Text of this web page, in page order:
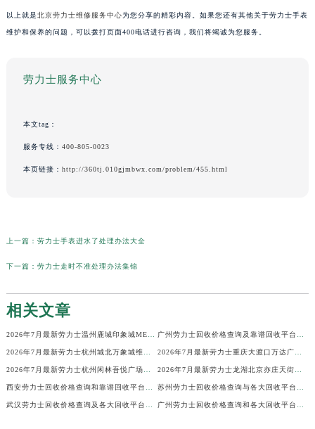
以上就是北京劳力士维修服务中心为您分享的精彩内容。如果您还有其他关于劳力士手表
维护和保养的问题，可以拨打页面400电话进行咨询，我们将竭诚为您服务。
劳力士服务中心
本文tag：
服务专线： 400-805-0023
本页链接： http://360tj.010gjmbwx.com/problem/455.html
上一篇： 劳力士手表进水了处理办法大全
下一篇： 劳力士走时不准处理办法集锦
相关文章